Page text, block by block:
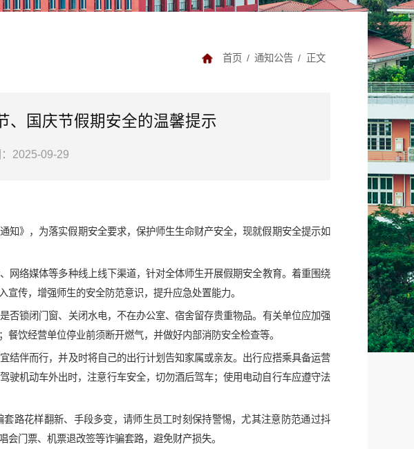
首页 / 通知公告 / 正文
、国庆节假期安全的温馨提示
2025-09-29
知》，为落实假期安全要求，保护师生生命财产安全，现就假期安全提示如
网络媒体等多种线上线下渠道，针对全体师生开展假期安全教育。着重围绕
传，增强师生的安全防范意识，提升应急处置能力。
否锁闭门窗、关闭水电，不在办公室、宿舍留存贵重物品。有关单位应加强
饮经营单位停业前须断开燃气，并做好内部消防安全检查等。
结伴而行，并及时将自己的出行计划告知家属或亲友。出行应搭乘具备运营
驶机动车外出时，注意行车安全，切勿酒后驾车；使用电动自行车应遵守法
套路花样翻新、手段多变，请师生员工时刻保持警惕，尤其注意防范通过抖
门票、机票退改签等诈骗套路，避免财产损失。